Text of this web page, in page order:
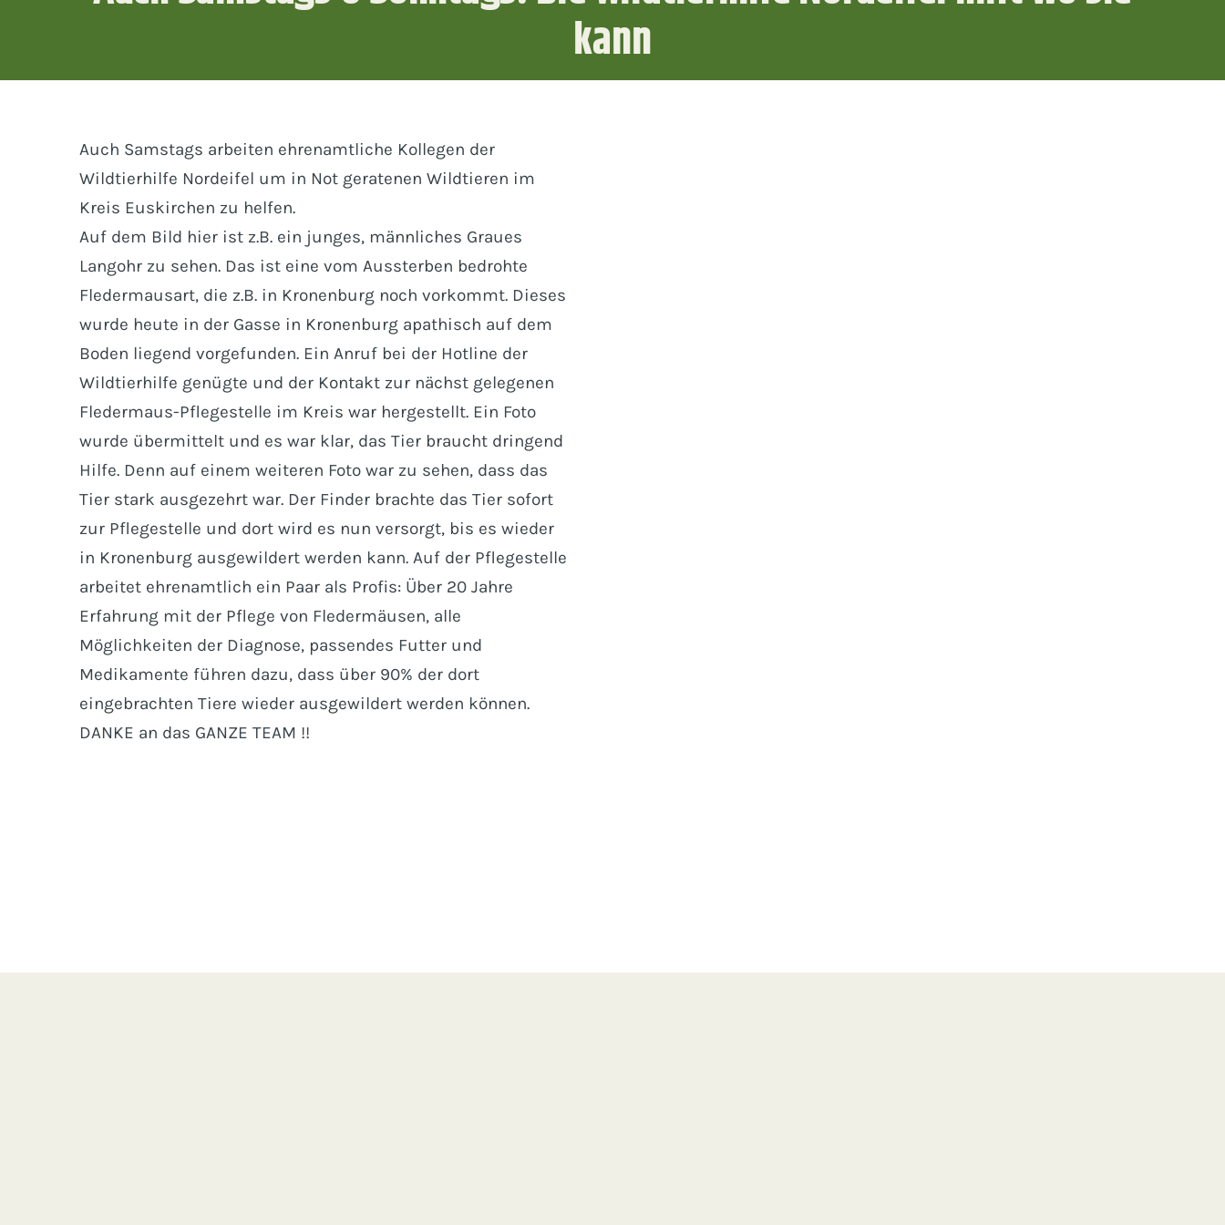
kann
Auch Samstags arbeiten ehrenamtliche Kollegen der
Wildtierhilfe Nordeifel um in Not geratenen Wildtieren im
Kreis Euskirchen zu helfen.
Auf dem Bild hier ist z.B. ein junges, männliches Graues
Langohr zu sehen. Das ist eine vom Aussterben bedrohte
Fledermausart, die z.B. in Kronenburg noch vorkommt. Dieses
wurde heute in der Gasse in Kronenburg apathisch auf dem
Boden liegend vorgefunden. Ein Anruf bei der Hotline der
Wildtierhilfe genügte und der Kontakt zur nächst gelegenen
Fledermaus-Pflegestelle im Kreis war hergestellt. Ein Foto
wurde übermittelt und es war klar, das Tier braucht dringend
Hilfe. Denn auf einem weiteren Foto war zu sehen, dass das
Tier stark ausgezehrt war. Der Finder brachte das Tier sofort
zur Pflegestelle und dort wird es nun versorgt, bis es wieder
in Kronenburg ausgewildert werden kann. Auf der Pflegestelle
arbeitet ehrenamtlich ein Paar als Profis: Über 20 Jahre
Erfahrung mit der Pflege von Fledermäusen, alle
Möglichkeiten der Diagnose, passendes Futter und
Medikamente führen dazu, dass über 90% der dort
eingebrachten Tiere wieder ausgewildert werden können.
DANKE an das GANZE TEAM !!